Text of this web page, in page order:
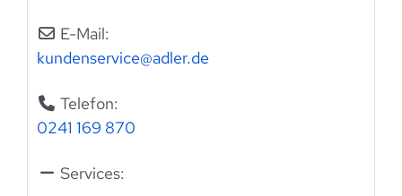
E-Mail:
kundenservice@adler.de
Telefon:
0241 169 870
Services: